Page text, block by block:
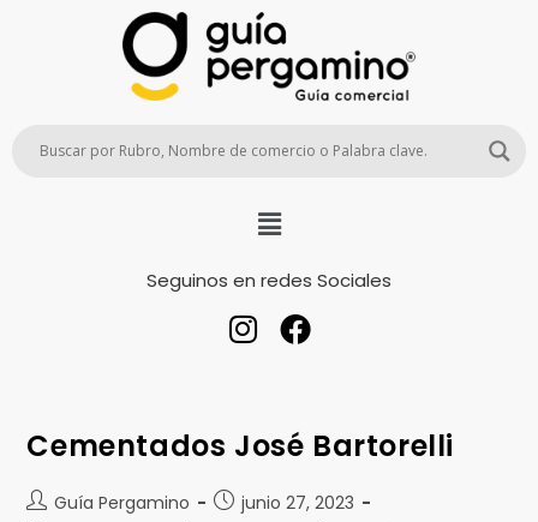
Seguinos en redes Sociales
Cementados José Bartorelli
Guía Pergamino
junio 27, 2023